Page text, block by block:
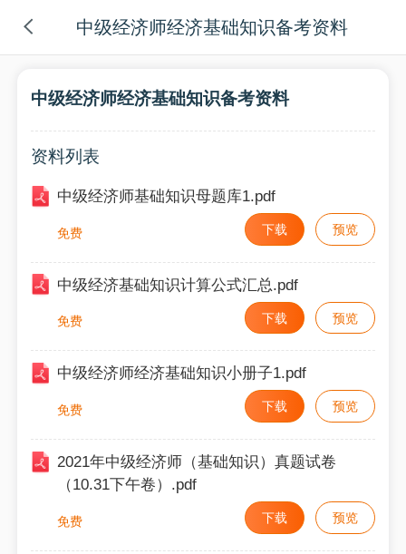
中级经济师经济基础知识备考资料
中级经济师经济基础知识备考资料
资料列表
中级经济师基础知识母题库1.pdf
免费 下载 预览
中级经济基础知识计算公式汇总.pdf
免费 下载 预览
中级经济师经济基础知识小册子1.pdf
免费 下载 预览
2021年中级经济师（基础知识）真题试卷
（10.31下午卷）.pdf
免费 下载 预览